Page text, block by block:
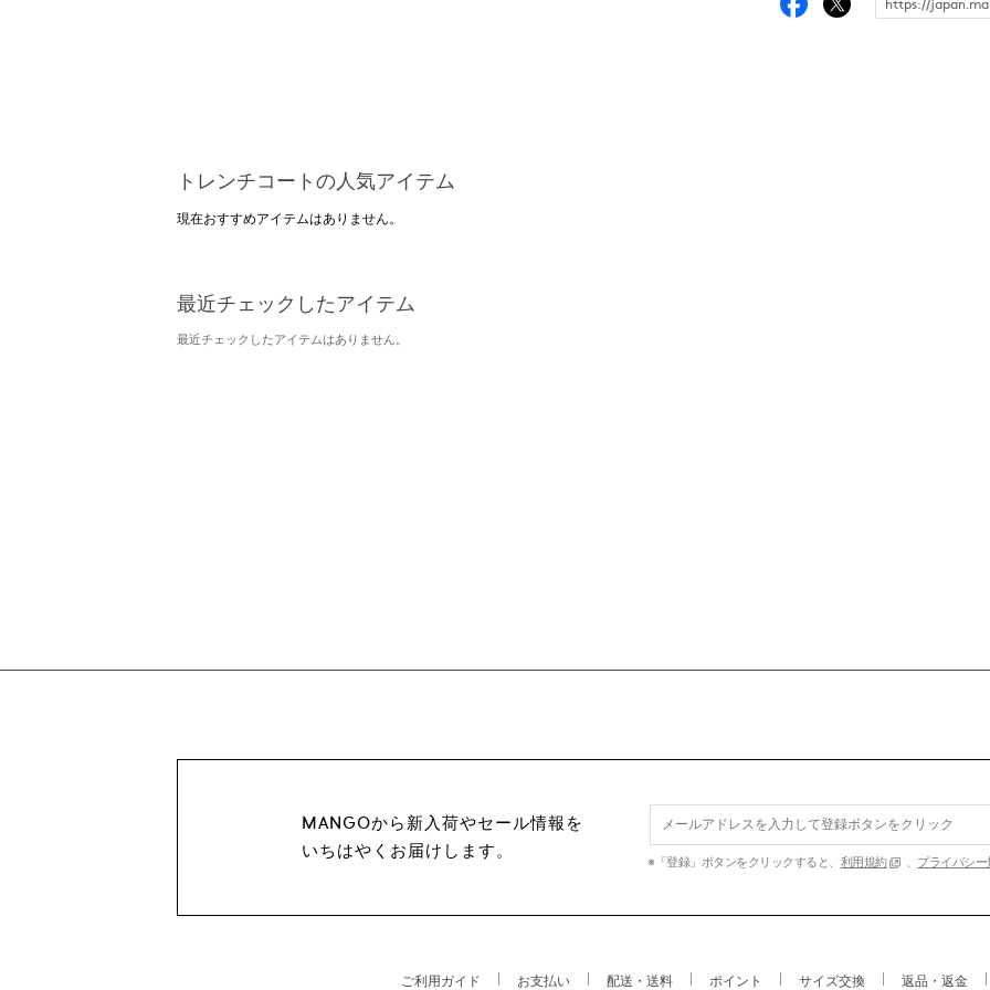
トレンチコートの人気アイテム
現在おすすめアイテムはありません。
最近チェックしたアイテム
最近チェックしたアイテムはありません。
MANGOから新入荷やセール情報を
いちはやくお届けします。
※「登録」ボタンをクリックすると、 利用規約 、 プライバシー
ご利用ガイド お支払い 配送・送料 ポイント サイズ交換 返品・返金